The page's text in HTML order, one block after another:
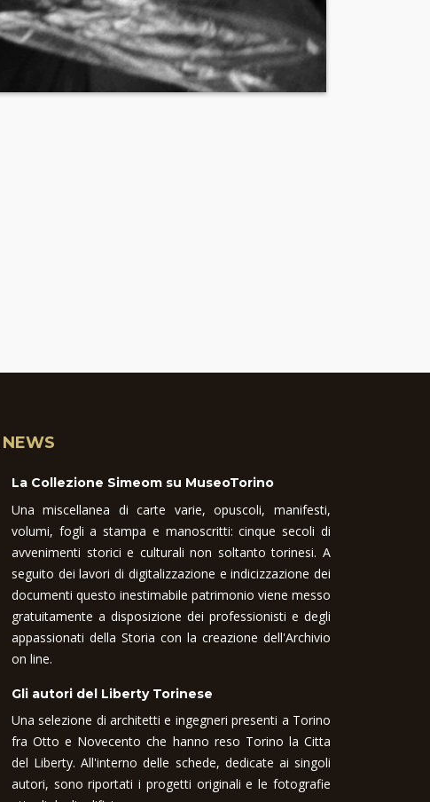
NEWS
La Collezione Simeom su MuseoTorino
Una miscellanea di carte varie, opuscoli, manifesti,
volumi, fogli a stampa e manoscritti: cinque secoli di
avvenimenti storici e culturali non soltanto torinesi. A
seguito dei lavori di digitalizzazione e indicizzazione dei
documenti questo inestimabile patrimonio viene messo
gratuitamente a disposizione dei professionisti e degli
appassionati della Storia con la creazione dell'Archivio
on line.
Gli autori del Liberty Torinese
Una selezione di architetti e ingegneri presenti a Torino
fra Otto e Novecento che hanno reso Torino la Citta
del Liberty. All'interno delle schede, dedicate ai singoli
autori, sono riportati i progetti originali e le fotografie